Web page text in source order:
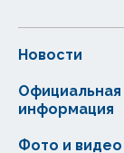
Новости
Официальная
информация
Фото и видео